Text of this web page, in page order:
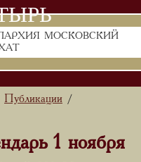
МОСКОВСКИЙ
Публикации /
1 ноября